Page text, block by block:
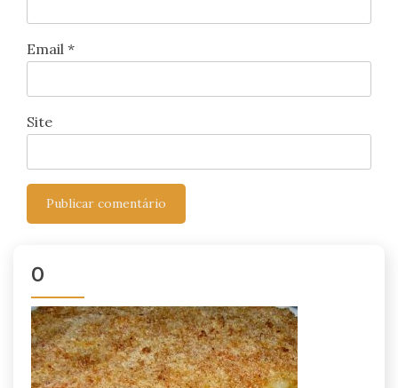
Email *
Site
0